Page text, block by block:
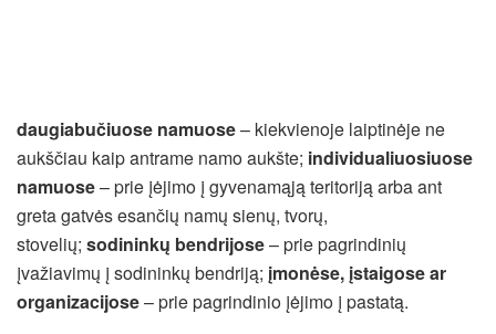
daugiabučiuose namuose– kiekvienoje laiptinėje ne
aukščiau kaip antrame namo aukšte; individualiuosiuose
namuose– prie įėjimo į gyvenamąją teritoriją arba ant
greta gatvės esančių namų sienų, tvorų,
stovelių; sodininkų bendrijose– prie pagrindinių
įvažiavimų į sodininkų bendriją; įmonėse, įstaigose ar
organizacijose– prie pagrindinio įėjimo į pastatą.